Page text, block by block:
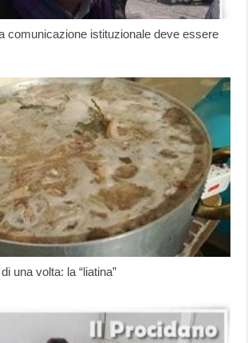
comunicazione istituzionale deve essere
una volta: la “liatina”